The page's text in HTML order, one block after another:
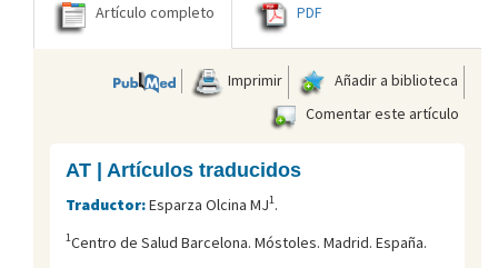
Artículo completo PDF
Imprimir
Añadir a biblioteca
Comentar este artículo
AT | Artículos traducidos
Traductor:Esparza Olcina MJ1.
1Centro de Salud Barcelona. Móstoles. Madrid. España.